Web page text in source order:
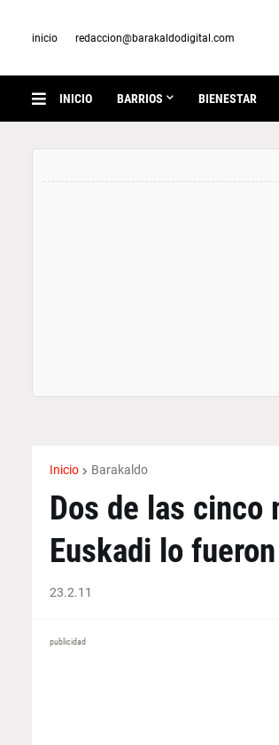
inicio redaccion@barakaldodigital.com
INICIO BARRIOS BIENESTAR
Inicio Barakaldo
Dos de las cinco
Euskadi lo
23.2.11
publicidad